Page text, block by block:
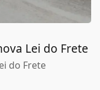
Lei do Frete
do Frete